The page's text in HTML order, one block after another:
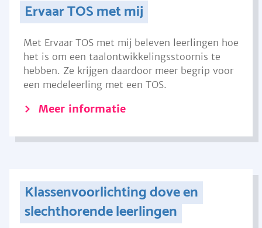
Ervaar TOS met mij
Met Ervaar TOS met mij beleven leerlingen hoe
het is om een taalontwikkelingsstoornis te
hebben. Ze krijgen daardoor meer begrip voor
een medeleerling met een TOS.
Meer informatie
Klassenvoorlichting dove en
slechthorende leerlingen